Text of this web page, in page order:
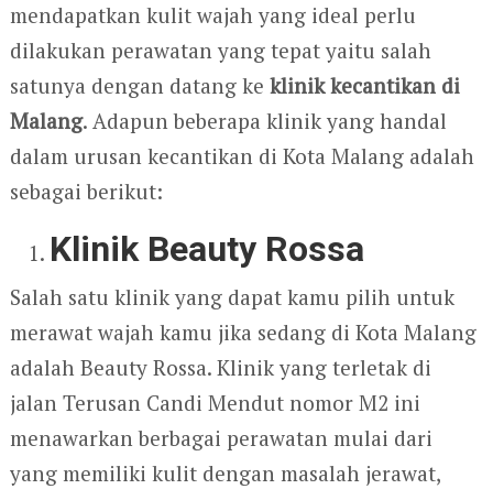
mendapatkan kulit wajah yang ideal perlu
dilakukan perawatan yang tepat yaitu salah
satunya dengan datang ke klinik kecantikan di
Malang. Adapun beberapa klinik yang handal
dalam urusan kecantikan di Kota Malang adalah
sebagai berikut:
Klinik Beauty Rossa
Salah satu klinik yang dapat kamu pilih untuk
merawat wajah kamu jika sedang di Kota Malang
adalah Beauty Rossa. Klinik yang terletak di
jalan Terusan Candi Mendut nomor M2 ini
menawarkan berbagai perawatan mulai dari
yang memiliki kulit dengan masalah jerawat,